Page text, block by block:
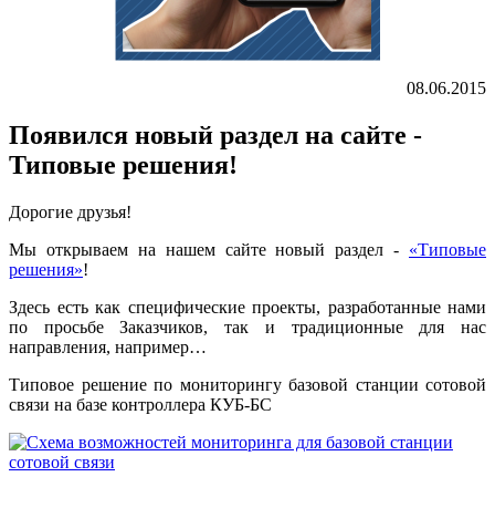
08.06.2015
Появился новый раздел на сайте -
Типовые решения!
Дорогие друзья!
Мы открываем на нашем сайте новый раздел - «Типовые
решения»!
Здесь есть как специфические проекты, разработанные нами
по просьбе Заказчиков, так и традиционные для нас
направления, например…
Типовое решение по мониторингу базовой станции сотовой
связи на базе контроллера КУБ-БС